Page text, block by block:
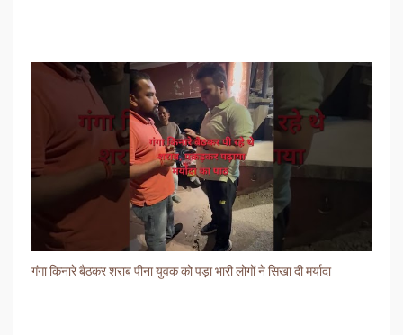
गंगा किनारे बैठकर शराब पीना युवक को पड़ा भारी लोगों ने सिखा दी मर्यादा